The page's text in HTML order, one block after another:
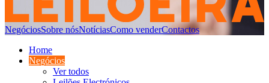
NegóciosSobre nósNotíciasComo venderContactos
Home
Negócios
Ver todos